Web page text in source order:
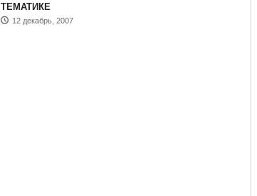
ТЕМАТИКЕ
12 декабрь, 2007